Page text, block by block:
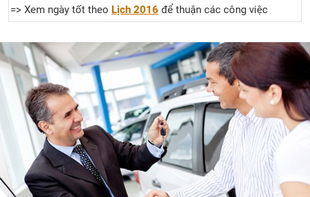
=> Xem ngày tốt theo Lịch 2016 để thuận các công việc